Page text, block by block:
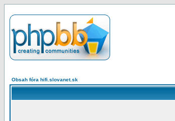
Obsah fóra hifi.slovanet.sk